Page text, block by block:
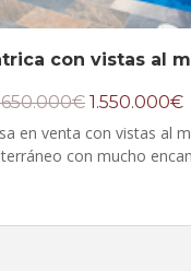
con vistas al
1.550.000€
en venta con vistas al
con mucho